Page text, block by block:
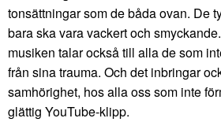
tonsättningar som de båda ovan. De
bara ska vara vackert och
musiken talar också till alla de som
från sina trauma. Och det inbringar
samhörighet, hos alla oss som inte
glättig YouTube-klipp.